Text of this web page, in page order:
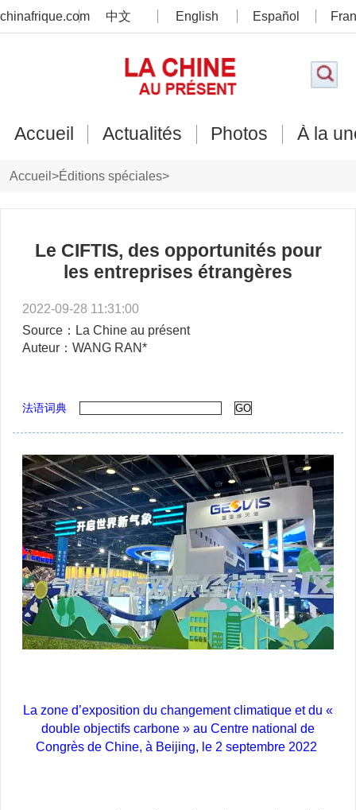
chinafrique.com 中文 English Español
Accueil Actualités Photos À la
Accueil >Éditions spéciales>
Le CIFTIS, des opportunités pour
les entreprises étrangères
2022-09-28 11:31:00
Source：La Chine au présent
Auteur：WANG RAN*
法语词典
La zone d’exposition du changement climatique et du «
double objectifs carbone » au Centre national de
Congrès de Chine, à Beijing, le 2 septembre 2022